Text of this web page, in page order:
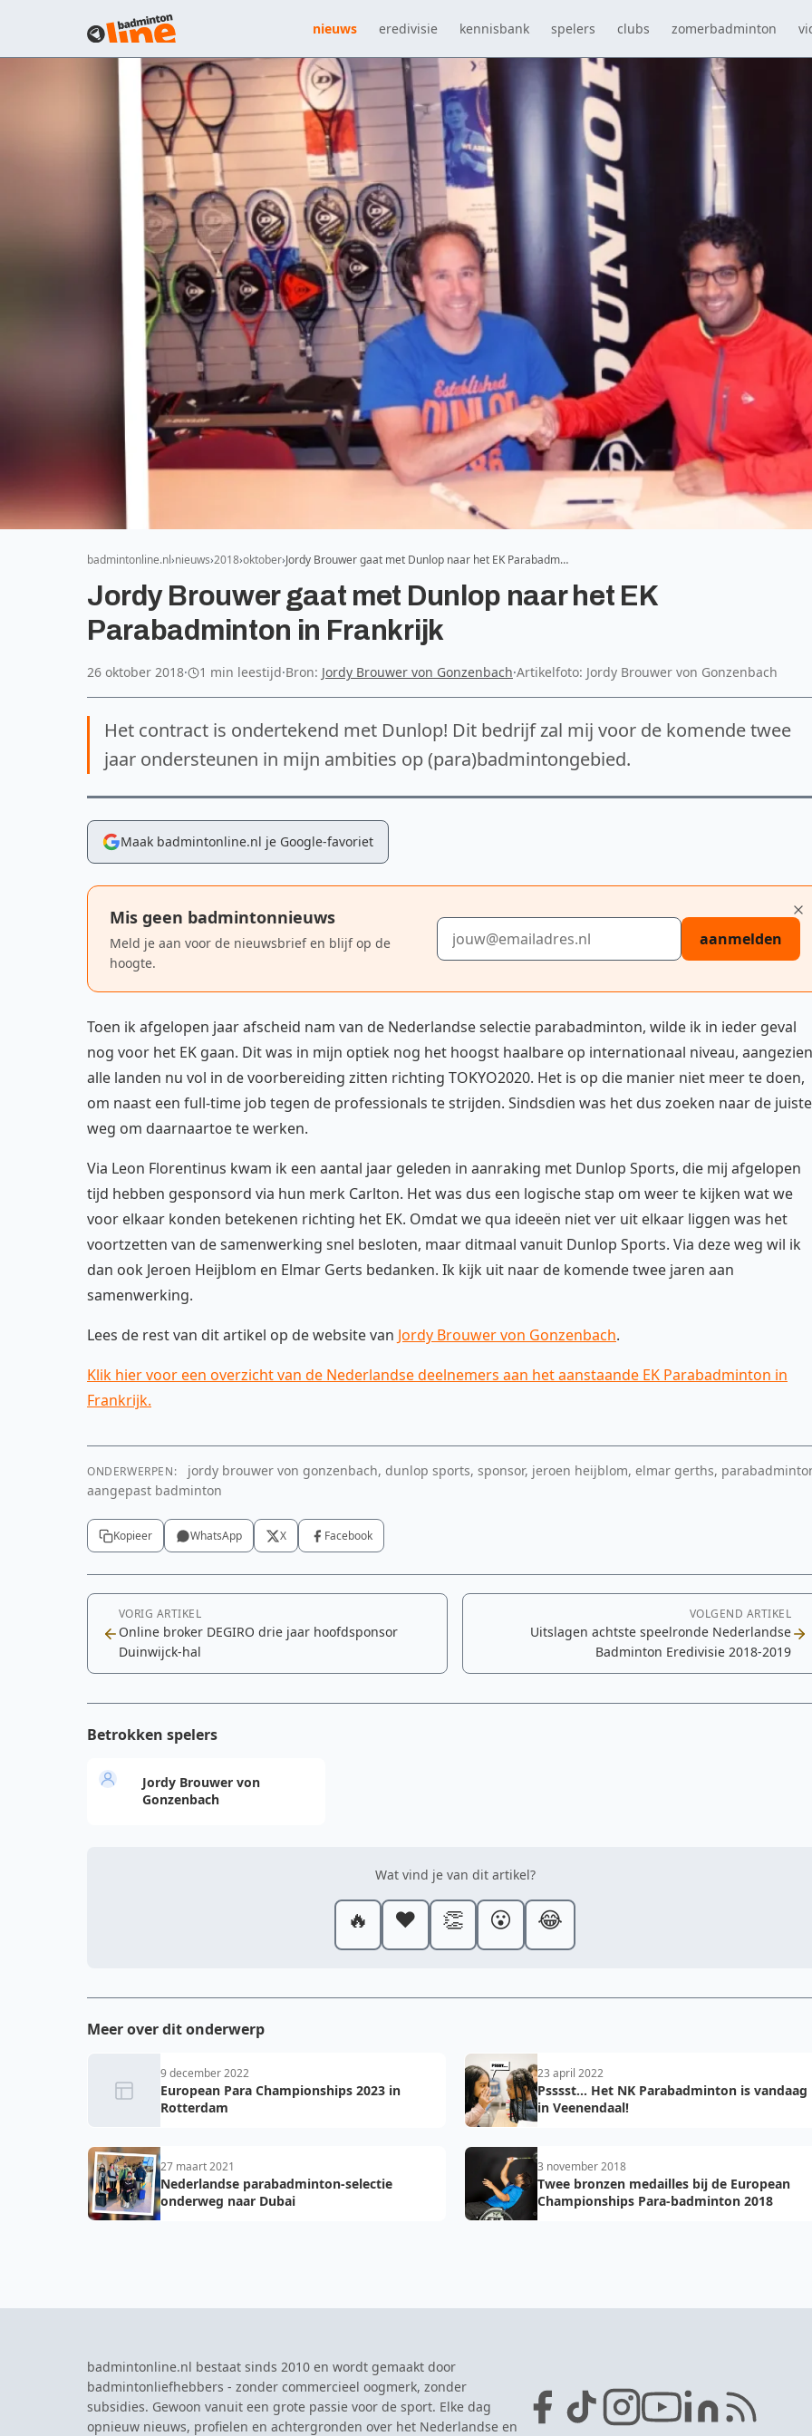
nieuws eredivisie kennisbank spelers clubs zomerbadminton
badmintonline.nl nieuws 2018 oktober Jordy Brouwer gaat met Dunlop naar het EK Parabadm…
Jordy Brouwer gaat met Dunlop naar het EK
Parabadminton in Frankrijk
26 oktober 2018· 1 min leestijd·Bron: Jordy Brouwer von Gonzenbach·Artikelfoto: Jordy Brouwer von Gonzenbach
Het contract is ondertekend met Dunlop! Dit bedrijf zal mij voor de komende twee
jaar ondersteunen in mijn ambities op (para)badmintongebied.
Maak badmintonline.nl je Google-favoriet
Mis geen badmintonnieuws
Meld je aan voor de nieuwsbrief en blijf op de
hoogte.
E-mailadres
aanmelden
Toen ik afgelopen jaar afscheid nam van de Nederlandse selectie parabadminton, wilde ik in ieder geval
nog voor het EK gaan. Dit was in mijn optiek nog het hoogst haalbare op internationaal niveau, aangezien
alle landen nu vol in de voorbereiding zitten richting TOKYO2020. Het is op die manier niet meer te doen,
om naast een full-time job tegen de professionals te strijden. Sindsdien was het dus zoeken naar de juiste
weg om daarnaartoe te werken.
Via Leon Florentinus kwam ik een aantal jaar geleden in aanraking met Dunlop Sports, die mij afgelopen
tijd hebben gesponsord via hun merk Carlton. Het was dus een logische stap om weer te kijken wat we
voor elkaar konden betekenen richting het EK. Omdat we qua ideeën niet ver uit elkaar liggen was het
voortzetten van de samenwerking snel besloten, maar ditmaal vanuit Dunlop Sports. Via deze weg wil ik
dan ook Jeroen Heijblom en Elmar Gerts bedanken. Ik kijk uit naar de komende twee jaren aan
samenwerking.
Lees de rest van dit artikel op de website van Jordy Brouwer von Gonzenbach.
Klik hier voor een overzicht van de Nederlandse deelnemers aan het aanstaande EK Parabadminton in
Frankrijk.
ONDERWERPEN:
jordy brouwer von gonzenbach, dunlop sports, sponsor, jeroen heijblom, elmar gerths,
aangepast badminton
Kopieer WhatsApp X Facebook
VORIG ARTIKEL
Online broker DEGIRO drie jaar hoofdsponsor
Duinwijck-hal
VOLGEND ARTIKEL
Uitslagen achtste speelronde Nederlandse
Badminton Eredivisie 2018-2019
Betrokken spelers
Jordy Brouwer von
Gonzenbach
Wat vind je van dit artikel?
🔥 ❤️ 👏 😮 😂
Meer over dit onderwerp
9 december 2022
European Para Championships 2023 in
Rotterdam
23 april 2022
Psssst... Het NK Parabadminton is vandaag
in Veenendaal!
27 maart 2021
Nederlandse parabadminton-selectie
onderweg naar Dubai
3 november 2018
Twee bronzen medailles bij de European
Championships Para-badminton 2018
badmintonline.nl bestaat sinds 2010 en wordt gemaakt door
badmintonliefhebbers - zonder commercieel oogmerk, zonder
subsidies. Gewoon vanuit een grote passie voor de sport. Elke dag
opnieuw nieuws, profielen en achtergronden over het Nederlandse en